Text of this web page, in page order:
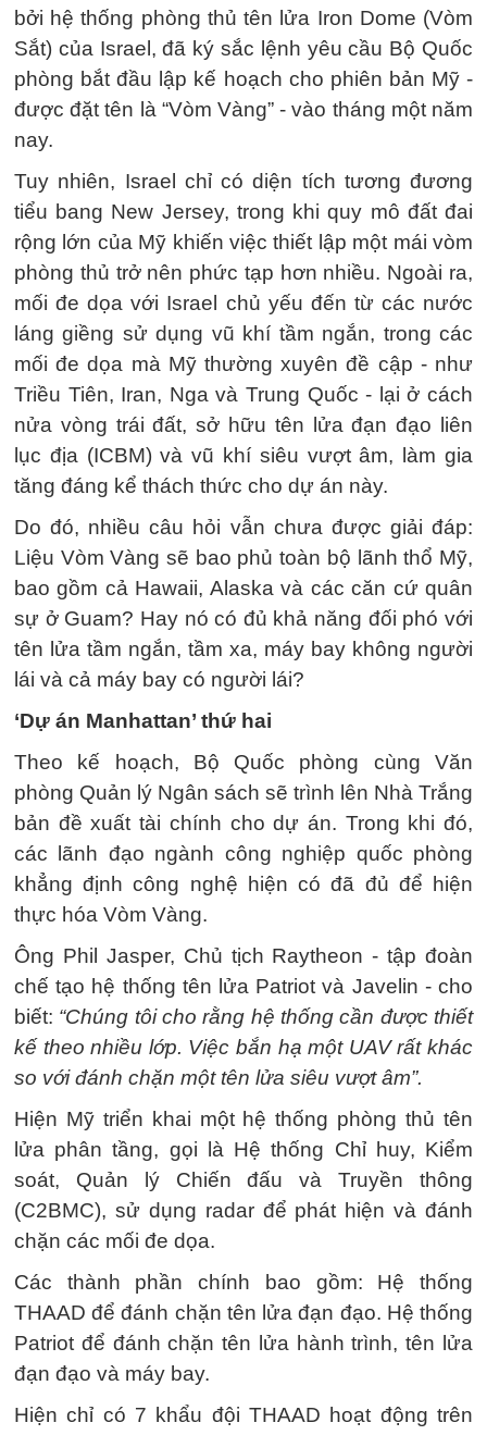
bởi hệ thống phòng thủ tên lửa Iron Dome (Vòm
Sắt) của Israel, đã ký sắc lệnh yêu cầu Bộ Quốc
phòng bắt đầu lập kế hoạch cho phiên bản Mỹ -
được đặt tên là “Vòm Vàng” - vào tháng một năm
nay.
Tuy nhiên, Israel chỉ có diện tích tương đương
tiểu bang New Jersey, trong khi quy mô đất đai
rộng lớn của Mỹ khiến việc thiết lập một mái vòm
phòng thủ trở nên phức tạp hơn nhiều. Ngoài ra,
mối đe dọa với Israel chủ yếu đến từ các nước
láng giềng sử dụng vũ khí tầm ngắn, trong các
mối đe dọa mà Mỹ thường xuyên đề cập - như
Triều Tiên, Iran, Nga và Trung Quốc - lại ở cách
nửa vòng trái đất, sở hữu tên lửa đạn đạo liên
lục địa (ICBM) và vũ khí siêu vượt âm, làm gia
tăng đáng kể thách thức cho dự án này.
Do đó, nhiều câu hỏi vẫn chưa được giải đáp:
Liệu Vòm Vàng sẽ bao phủ toàn bộ lãnh thổ Mỹ,
bao gồm cả Hawaii, Alaska và các căn cứ quân
sự ở Guam? Hay nó có đủ khả năng đối phó với
tên lửa tầm ngắn, tầm xa, máy bay không người
lái và cả máy bay có người lái?
‘Dự án Manhattan’ thứ hai
Theo kế hoạch, Bộ Quốc phòng cùng Văn
phòng Quản lý Ngân sách sẽ trình lên Nhà Trắng
bản đề xuất tài chính cho dự án. Trong khi đó,
các lãnh đạo ngành công nghiệp quốc phòng
khẳng định công nghệ hiện có đã đủ để hiện
thực hóa Vòm Vàng.
Ông Phil Jasper, Chủ tịch Raytheon - tập đoàn
chế tạo hệ thống tên lửa Patriot và Javelin - cho
biết: “Chúng tôi cho rằng hệ thống cần được thiết
kế theo nhiều lớp. Việc bắn hạ một UAV rất khác
so với đánh chặn một tên lửa siêu vượt âm”.
Hiện Mỹ triển khai một hệ thống phòng thủ tên
lửa phân tầng, gọi là Hệ thống Chỉ huy, Kiểm
soát, Quản lý Chiến đấu và Truyền thông
(C2BMC), sử dụng radar để phát hiện và đánh
chặn các mối đe dọa.
Các thành phần chính bao gồm: Hệ thống
THAAD để đánh chặn tên lửa đạn đạo. Hệ thống
Patriot để đánh chặn tên lửa hành trình, tên lửa
đạn đạo và máy bay.
Hiện chỉ có 7 khẩu đội THAAD hoạt động trên